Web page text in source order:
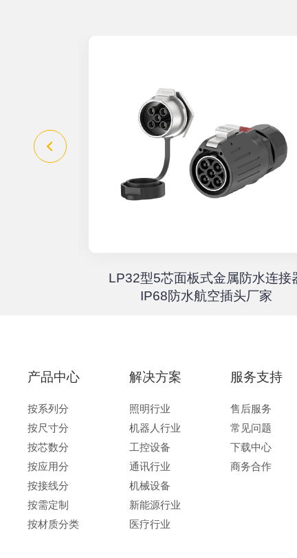
LP32型5芯面板式金属防水连接
IP68防水航空插头厂家
产品中心
按系列分
按尺寸分
按芯数分
按应用分
按接线分
按需定制
按材质分类
解决方案
照明行业
机器人行业
工控设备
通讯行业
机械设备
新能源行业
医疗行业
服务支持
售后服务
常见问题
下载中心
商务合作